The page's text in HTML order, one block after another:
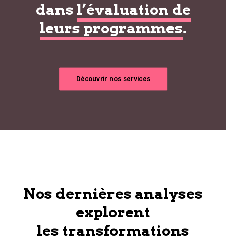
dans l’évaluation de
leurs programmes.
Découvrir nos services
Nos dernières analyses
explorent
les transformations